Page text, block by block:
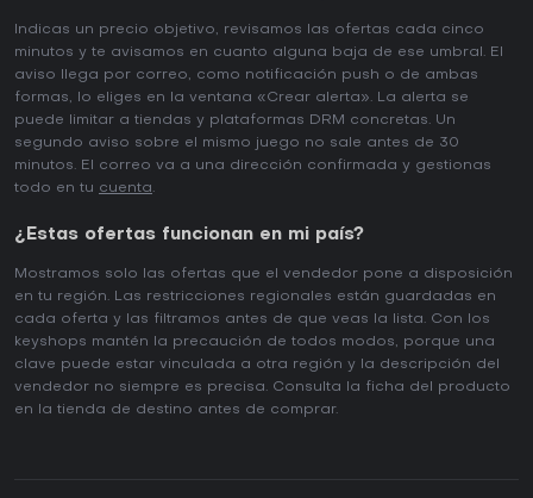
Indicas un precio objetivo, revisamos las ofertas cada cinco
minutos y te avisamos en cuanto alguna baja de ese umbral. El
aviso llega por correo, como notificación push o de ambas
formas, lo eliges en la ventana «Crear alerta». La alerta se
puede limitar a tiendas y plataformas DRM concretas. Un
segundo aviso sobre el mismo juego no sale antes de 30
minutos. El correo va a una dirección confirmada y gestionas
todo en tu cuenta.
¿Estas ofertas funcionan en mi país?
Mostramos solo las ofertas que el vendedor pone a disposición
en tu región. Las restricciones regionales están guardadas en
cada oferta y las filtramos antes de que veas la lista. Con los
keyshops mantén la precaución de todos modos, porque una
clave puede estar vinculada a otra región y la descripción del
vendedor no siempre es precisa. Consulta la ficha del producto
en la tienda de destino antes de comprar.